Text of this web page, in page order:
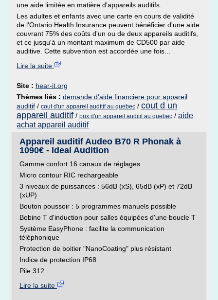
une aide limitée en matière d'appareils auditifs.
Les adultes et enfants avec une carte en cours de validité
de l'Ontario Health Insurance peuvent bénéficier d'une aide
couvrant 75% des coûts d'un ou de deux appareils auditifs,
et ce jusqu'à un montant maximum de CD500 par aide
auditive. Cette subvention est accordée une fois...
Lire la suite
Site : hear-it.org
Thèmes liés : demande d'aide financiere pour appareil
auditif / cout d'un appareil auditif au quebec / cout d un
appareil auditif / prix d'un appareil auditif au quebec / aide
achat appareil auditif
Appareil auditif Audeo B70 R Phonak à
1090€ - Ideal Audition
Gamme confort 16 canaux de réglages
Micro contour RIC rechargeable
3 niveaux de puissances : 56dB (xS), 65dB (xP) et 72dB
(xUP)
Bouton poussoir : 5 programmes manuels possible
Bobine T d'induction pour salles équipées d'une boucle T
Système EasyPhone : facilite la communication
téléphonique
Protection de boitier "NanoCoating" plus résistant
Indice de protection IP68
Pile 312 :...
Lire la suite